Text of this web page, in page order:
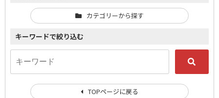
カテゴリーから探す
キーワードで絞り込む
TOPページに戻る